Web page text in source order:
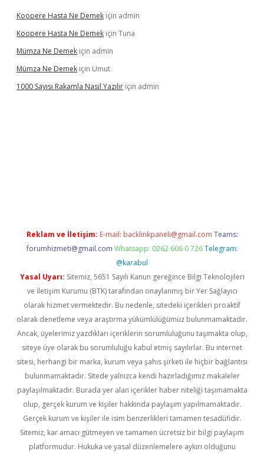
Koopere Hasta Ne Demek için admin
Koopere Hasta Ne Demek için Tuna
Mümza Ne Demek için admin
Mümza Ne Demek için Umut
1000 Sayısı Rakamla Nasıl Yazılır için admin
Reklam ve İletişim: E-mail: backlinkpaneli@gmail.com Teams:
forumhizmeti@gmail.com Whatsapp: 0262 606 0 726 Telegram:
@karabul
Yasal Uyarı: Sitemiz, 5651 Sayılı Kanun gereğince Bilgi Teknolojileri
ve İletişim Kurumu (BTK) tarafından onaylanmış bir Yer Sağlayıcı
olarak hizmet vermektedir. Bu nedenle, sitedeki içerikleri proaktif
olarak denetleme veya araştırma yükümlülüğümüz bulunmamaktadır.
Ancak, üyelerimiz yazdıkları içeriklerin sorumluluğunu taşımakta olup,
siteye üye olarak bu sorumluluğu kabul etmiş sayılırlar. Bu internet
sitesi, herhangi bir marka, kurum veya şahıs şirketi ile hiçbir bağlantısı
bulunmamaktadır. Sitede yalnızca kendi hazırladığımız makaleler
paylaşılmaktadır. Burada yer alan içerikler haber niteliği taşımamakta
olup, gerçek kurum ve kişiler hakkında paylaşım yapılmamaktadır.
Gerçek kurum ve kişiler ile isim benzerlikleri tamamen tesadüfidir.
Sitemiz, kar amacı gütmeyen ve tamamen ücretsiz bir bilgi paylaşım
platformudur. Hukuka ve yasal düzenlemelere aykırı olduğunu